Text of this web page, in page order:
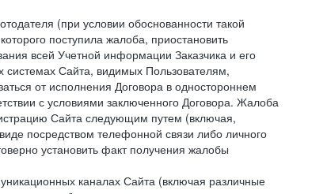
(при условии обоснованности такой
поступила жалоба, приостановить
всей Учетной информации Заказчика и его
системах Сайта, видимых Пользователям,
от исполнения Договора в одностороннем
с условиями заключенного Договора. Жалоба
Сайта следующим путем (включая,
посредством телефонной связи либо личного
установить факт получения жалобы
каналах Сайта (включая различные